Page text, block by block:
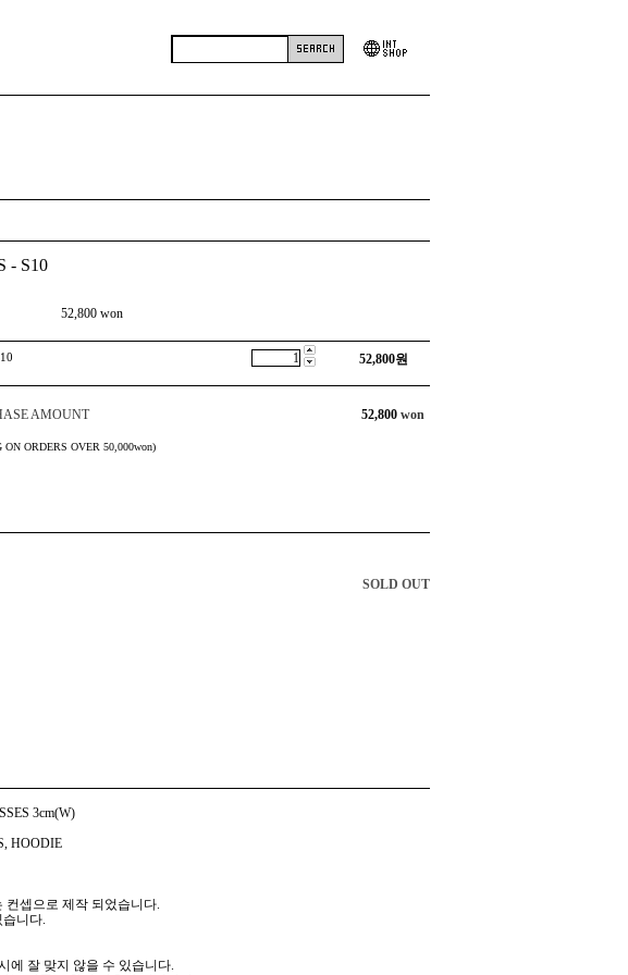
- S10
52,800 won
52,800원
AMOUNT 52,800 won
ON ORDERS OVER 50,000won)
SOLD OUT
3cm(W)
HOODIE
셉으로 제작 되었습니다.
니다.
에 잘 맞지 않을 수 있습니다.